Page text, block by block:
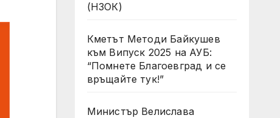
(НЗОК)
Кметът Методи Байкушев
към Випуск 2025 на АУБ:
“Помнете Благоевград и се
връщайте тук!”
Министър Велислава